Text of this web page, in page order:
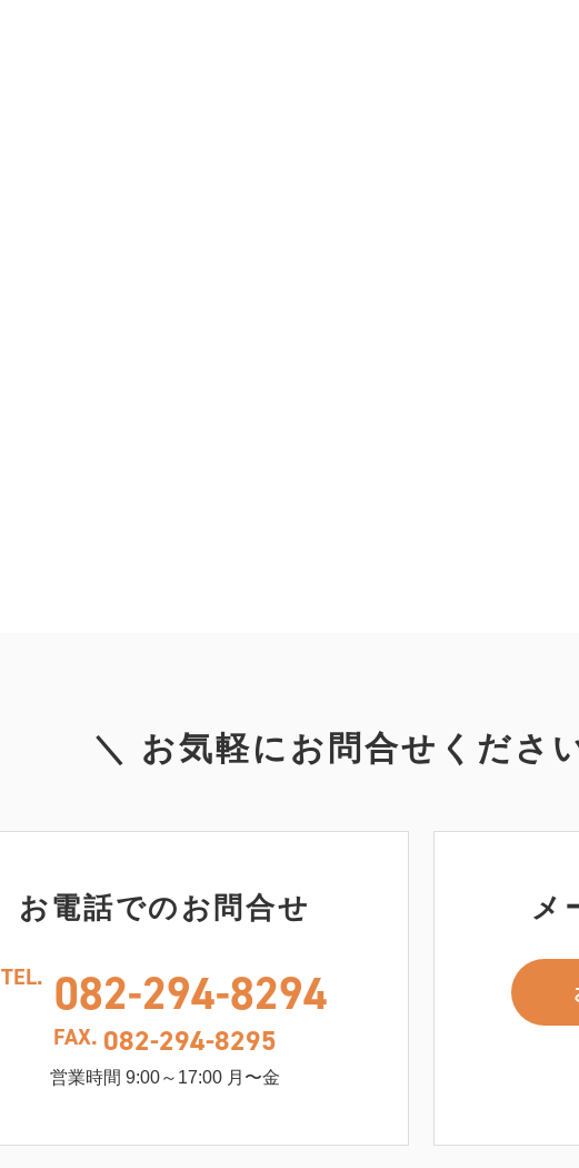
＼ お気軽にお問合せくださ
お電話でのお問合せ
TEL. 082-294-8294
FAX. 082-294-8295
営業時間 9:00～17:00 月〜金
メ